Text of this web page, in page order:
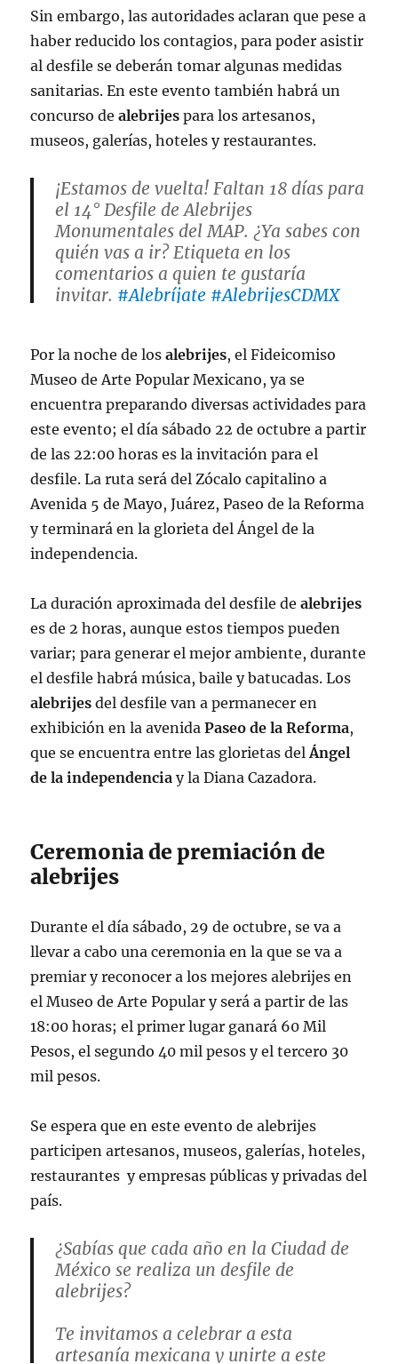
Sin embargo, las autoridades aclaran que pese a
haber reducido los contagios, para poder asistir
al desfile se deberán tomar algunas medidas
sanitarias. En este evento también habrá un
concurso de alebrijes para los artesanos,
museos, galerías, hoteles y restaurantes.
¡Estamos de vuelta! Faltan 18 días para
el 14° Desfile de Alebrijes
Monumentales del MAP. ¿Ya sabes con
quién vas a ir? Etiqueta en los
comentarios a quien te gustaría
invitar. #Alebríjate #AlebrijesCDMX
— Museo de Arte Popular
(@map_mexico)October 5, 2022
Por la noche de losalebrijes, el Fideicomiso
Museo de Arte Popular Mexicano, ya se
encuentra preparando diversas actividades para
este evento; el día sábado 22 de octubre a partir
de las 22:00 horas es la invitación para el
desfile. La ruta será del Zócalo capitalino a
Avenida 5 de Mayo, Juárez, Paseo de la Reforma
y terminará en la glorieta del Ángel de la
independencia.
La duración aproximada del desfile dealebrijes
es de 2 horas, aunque estos tiempos pueden
variar; para generar el mejor ambiente, durante
el desfile habrá música, baile y batucadas. Los
alebrijesdel desfile van a permanecer en
exhibición en la avenida Paseo de la Reforma,
que se encuentra entre las glorietas delÁngel
de la independencia y la Diana Cazadora.
Ceremonia de premiación de
alebrijes
Durante el día sábado, 29 de octubre, se va a
llevar a cabo una ceremonia en la que se va a
premiar y reconocer a los mejores alebrijes en
el Museo de Arte Popular y será a partir de las
18:00 horas; el primer lugar ganará 60 Mil
Pesos, el segundo 40 mil pesos y el tercero 30
mil pesos.
Se espera que en este evento de alebrijes
participen artesanos, museos, galerías, hoteles,
restaurantes y empresas públicas y privadas del
país.
¿Sabías que cada año en la Ciudad de
México se realiza un desfile de
alebrijes?
Te invitamos a celebrar a esta
artesanía mexicana y unirte a este